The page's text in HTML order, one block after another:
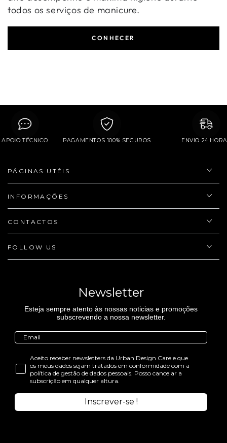
todos os serviços de manicure.
CONHECER
APOIO TÉCNICO PAGAMENTOS 100% SEGUROS ENVIO 24
PÁGINAS UTÉIS
INFORMAÇÕES
CONTACTOS
FOLLOW US
Newsletter
Esteja sempre atento às nossas noticias e promoções
subscrevendo a nossa newsletter.
Aceito receber newsletters da Urban Design Care e que
os meus dados sejam tratados em conformidade com a
política de gestão de dados pessoais. Posso cancelar a
subscrição em qualquer altura.
Inscrever-se !